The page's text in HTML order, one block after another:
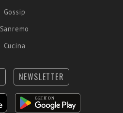
Gossip
Sanremo
Cucina
NEWSLETTER